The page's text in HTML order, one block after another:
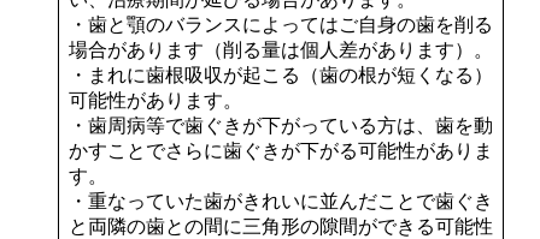
・歯と顎のバランスによってはご自身の歯を削る
場合があります（削る量は個人差があります）。
・まれに歯根吸収が起こる（歯の根が短くなる）
可能性があります。
・歯周病等で歯ぐきが下がっている方は、歯を動
かすことでさらに歯ぐきが下がる可能性がありま
す。
・重なっていた歯がきれいに並んだことで歯ぐき
と両隣の歯との間に三角形の隙間ができる可能性